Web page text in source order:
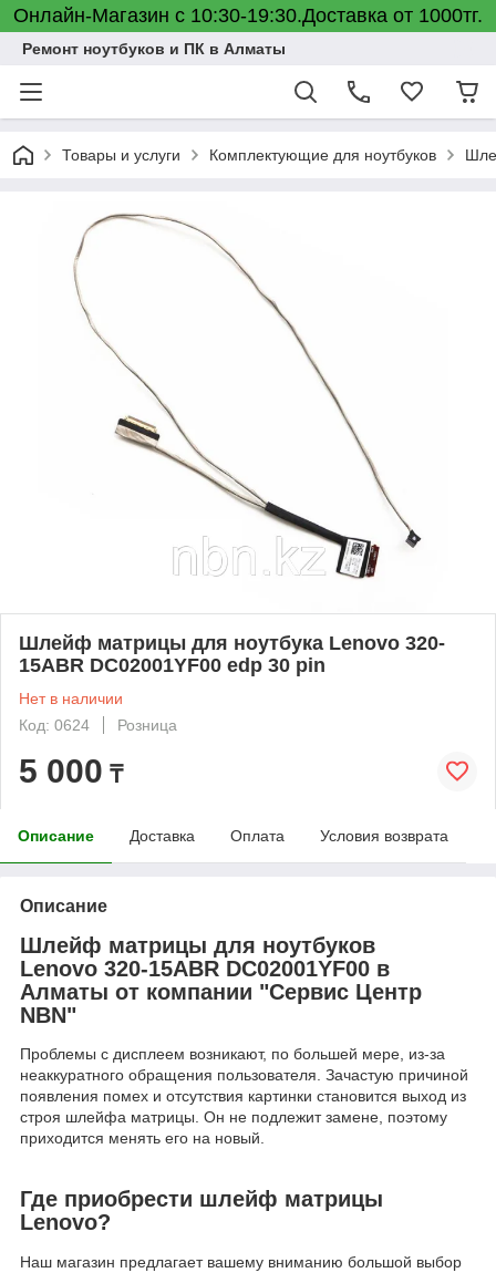
Онлайн-Магазин с 10:30-19:30.Доставка от 1000тг.
Ремонт ноутбуков и ПК в Алматы
Товары и услуги Комплектующие для ноутбуков
Шлейф матрицы для ноутбука Lenovo 320-
15ABR DC02001YF00 edp 30 pin
Нет в наличии
Код: 0624
Розница
5 000 ₸
Описание Доставка Оплата Условия возврата
Описание
Шлейф матрицы для ноутбуков
Lenovo 320-15ABR DC02001YF00 в
Алматы от компании "Сервис Центр
NBN"
Проблемы с дисплеем возникают, по большей мере, из-за
неаккуратного обращения пользователя. Зачастую причиной
появления помех и отсутствия картинки становится выход из
строя шлейфа матрицы. Он не подлежит замене, поэтому
приходится менять его на новый.
Где приобрести шлейф матрицы
Lenovo?
Наш магазин предлагает вашему вниманию большой выбор